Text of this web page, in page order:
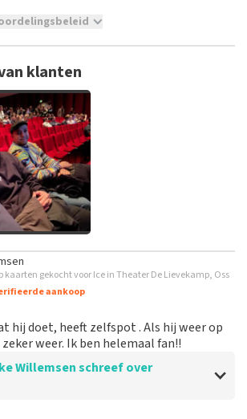
review achter te laten als je geen
bij TopTicketShop. Reviews met
of onwaarheden worden niet geplaatst.
duren voordat een review wordt
klanten
kaarten gekocht voor Ice in Theater De Lievekamp, Oss
aankoop
hij doet, heeft zelfspot . Als hij weer op
weer. Ik ben helemaal fan!!